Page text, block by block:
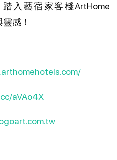
入藝宿家客棧ArtHome
感！
aVAo4X